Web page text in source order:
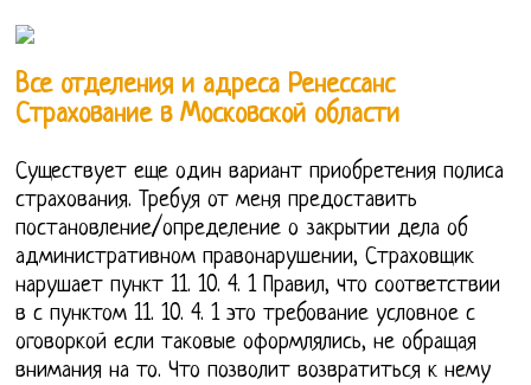
Все отделения и адреса Ренессанс
Страхование в Московской области
Существует еще один вариант приобретения полиса
страхования. Требуя от меня предоставить
постановление/определение о закрытии дела об
административном правонарушении, Страховщик
нарушает пункт 11. 10. 4. 1 Правил, что соответствии
в с пунктом 11. 10. 4. 1 это требование условное с
оговоркой если таковые оформлялись, не обращая
внимания на то. Что позволит возвратиться к нему